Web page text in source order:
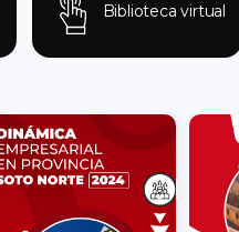
Biblioteca virtual